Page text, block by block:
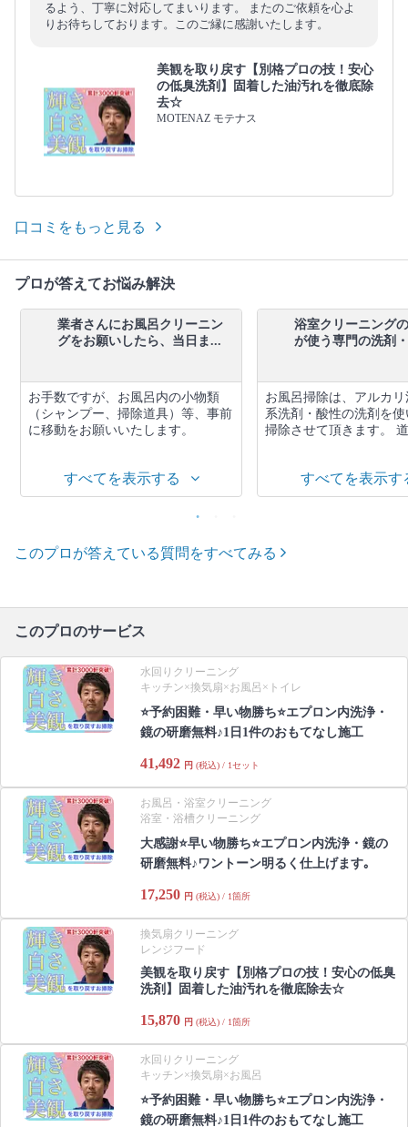
るよう、丁寧に対応してまいります。 またのご依頼を心よ
りお待ちしております。このご縁に感謝いたします。
美観を取り戻す【別格プロの技！安心
の低臭洗剤】固着した油汚れを徹底除
去☆
MOTENAZ モテナス
口コミをもっと見る
プロが答えてお悩み解決
業者さんにお風呂クリーニン
グをお願いしたら、当日ま...
お手数ですが、お風呂内の小物類
（シャンプー、掃除道具）等、事前
に移動をお願いいたします。
すべてを表示する
浴室クリーニング
が使う専門の洗剤
お風呂掃除は、アルカ
系洗剤・酸性の洗剤を
掃除させて頂きます。
すべてを表示す
このプロが答えている質問をすべてみる
このプロのサービス
水回りクリーニング
キッチン×換気扇×お風呂×トイレ
⭐️予約困難・早い物勝ち⭐️エプロン内洗浄・
鏡の研磨無料♪1日1件のおもてなし施工
41,492 円 (税込) / 1セット
お風呂・浴室クリーニング
浴室・浴槽クリーニング
大感謝⭐️早い物勝ち⭐️エプロン内洗浄・鏡の
研磨無料♪ワントーン明るく仕上げます｡
17,250 円 (税込) / 1箇所
換気扇クリーニング
レンジフード
美観を取り戻す【別格プロの技！安心の低臭
洗剤】固着した油汚れを徹底除去☆
15,870 円 (税込) / 1箇所
水回りクリーニング
キッチン×換気扇×お風呂
⭐️予約困難・早い物勝ち⭐️エプロン内洗浄・
鏡の研磨無料♪1日1件のおもてなし施工